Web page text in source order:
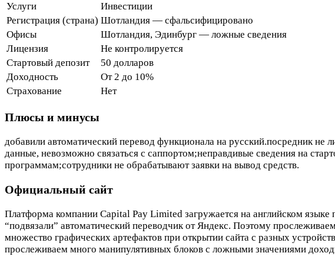
Услуги
Инвестиции
Регистрация (страна) Шотландия — сфальсифицировано
Офисы
Шотландия, Эдинбург — ложные сведения
Лицензия
Не контролируется
Стартовый депозит
50 долларов
Доходность
От 2 до 10%
Страхование
Нет
Плюсы и минусы
добавили автоматический перевод функционала на русский.посредник не
данные, невозможно связаться с саппортом;неправдивые сведения на
программам;сотрудники не обрабатывают заявки на вывод средств.
Официальный сайт
Платформа компании Capital Pay Limited загружается на английском
“подвязали” автоматический переводчик от Яндекс. Поэтому
множество графических артефактов при открытии сайта с разных
прослеживаем много манипулятивных блоков с ложными значениями